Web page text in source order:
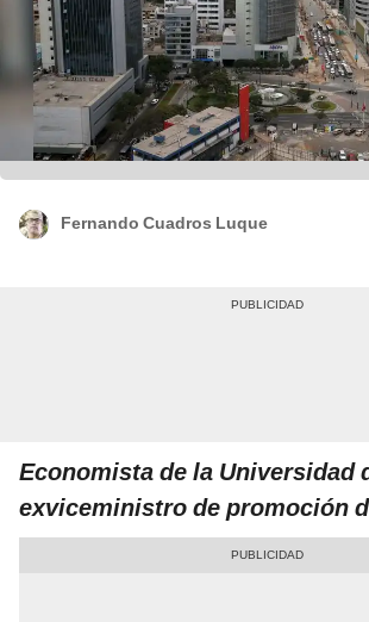
Fernando Cuadros Luque
Economista de la Universidad
exviceministro de promoción